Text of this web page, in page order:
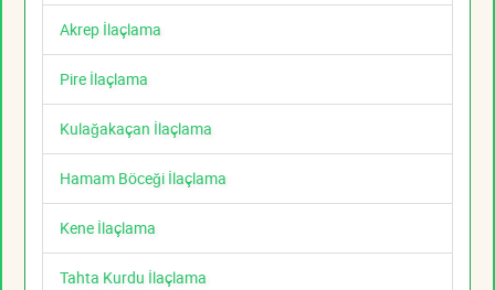
Akrep İlaçlama
Pire İlaçlama
Kulağakaçan İlaçlama
Hamam Böceği İlaçlama
Kene İlaçlama
Tahta Kurdu İlaçlama